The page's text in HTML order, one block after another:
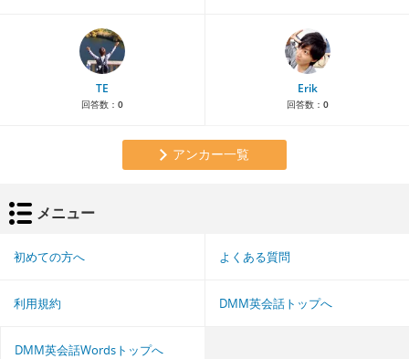
TE
回答数： 0
Erik
回答数： 0
アンカー一覧
メニュー
初めての方へ よくある質問
利用規約 DMM英会話トップへ
DMM英会話Wordsトップへ